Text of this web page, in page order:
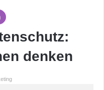
denken